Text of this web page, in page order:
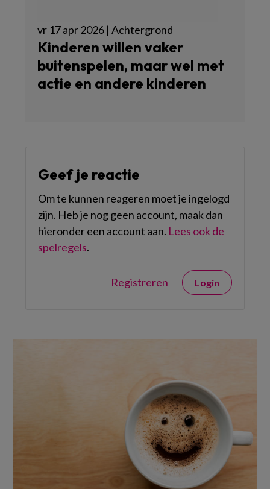
vr 17 apr 2026 | Achtergrond
Kinderen willen vaker
buitenspelen, maar wel met
actie en andere kinderen
Geef je reactie
Om te kunnen reageren moet je ingelogd
zijn. Heb je nog geen account, maak dan
hieronder een account aan. Lees ook de
spelregels.
Registreren Login